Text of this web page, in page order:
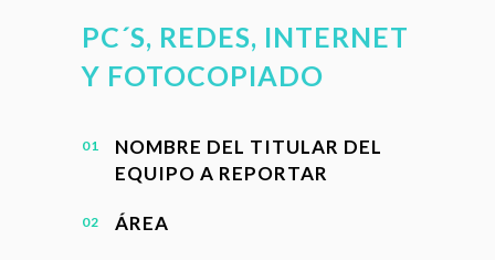
PC´S, REDES, INTERNET
Y FOTOCOPIADO
NOMBRE DEL TITULAR DEL
EQUIPO A REPORTAR
ÁREA